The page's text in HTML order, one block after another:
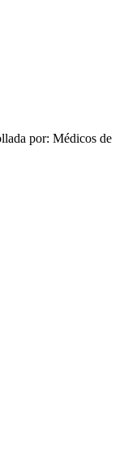
por: Médicos de